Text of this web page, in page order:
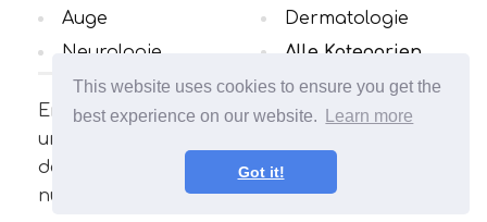
This website uses cookies to ensure you get the
best experience on our website.
Learn more
Got it!
Erfahren Sie mehr über die
unterschiedlichen Konzepte in dem Bereich,
der Sie interessiert. Viele interessante und
nützliche Artikel. Erweitern Sie Ihren Horizont
Auge
Neurologie
Dermatologie
Alle Kategorien